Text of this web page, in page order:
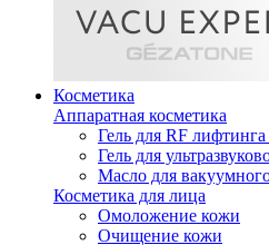
Косметика
Аппаратная косметика
Гель для RF
Гель для
Масло для
Косметика для лица
Омоложение кожи
Очищение кожи